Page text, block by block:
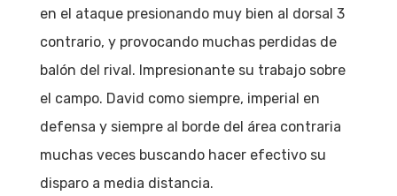
en el ataque presionando muy bien al dorsal 3
contrario, y provocando muchas perdidas de
balón del rival. Impresionante su trabajo sobre
el campo. David como siempre, imperial en
defensa y siempre al borde del área contraria
muchas veces buscando hacer efectivo su
disparo a media distancia.